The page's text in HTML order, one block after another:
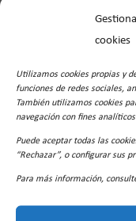
cookies
Utilizamos cookies propias y
funciones de redes sociales,
También utilizamos cookies
navegación con fines
Puede aceptar todas las
“Rechazar”, o configurar sus
Para más información,
este navegador